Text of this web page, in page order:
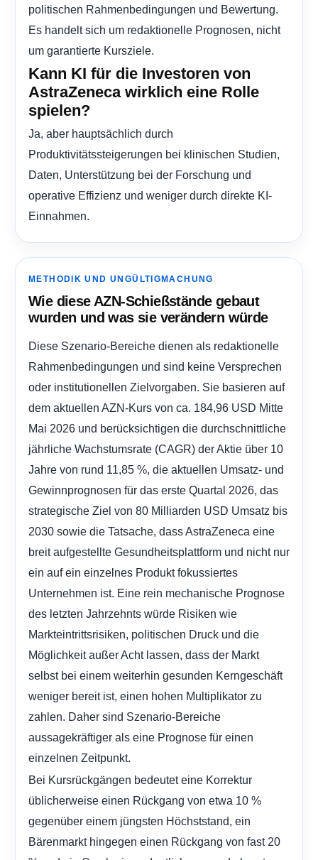
politischen Rahmenbedingungen und Bewertung.
Es handelt sich um redaktionelle Prognosen, nicht
um garantierte Kursziele.
Kann KI für die Investoren von
AstraZeneca wirklich eine Rolle
spielen?
Ja, aber hauptsächlich durch
Produktivitätssteigerungen bei klinischen Studien,
Daten, Unterstützung bei der Forschung und
operative Effizienz und weniger durch direkte KI-
Einnahmen.
METHODIK UND UNGÜLTIGMACHUNG
Wie diese AZN-Schießstände gebaut
wurden und was sie verändern würde
Diese Szenario-Bereiche dienen als redaktionelle
Rahmenbedingungen und sind keine Versprechen
oder institutionellen Zielvorgaben. Sie basieren auf
dem aktuellen AZN-Kurs von ca. 184,96 USD Mitte
Mai 2026 und berücksichtigen die durchschnittliche
jährliche Wachstumsrate (CAGR) der Aktie über 10
Jahre von rund 11,85 %, die aktuellen Umsatz- und
Gewinnprognosen für das erste Quartal 2026, das
strategische Ziel von 80 Milliarden USD Umsatz bis
2030 sowie die Tatsache, dass AstraZeneca eine
breit aufgestellte Gesundheitsplattform und nicht nur
ein auf ein einzelnes Produkt fokussiertes
Unternehmen ist. Eine rein mechanische Prognose
des letzten Jahrzehnts würde Risiken wie
Markteintrittsrisiken, politischen Druck und die
Möglichkeit außer Acht lassen, dass der Markt
selbst bei einem weiterhin gesunden Kerngeschäft
weniger bereit ist, einen hohen Multiplikator zu
zahlen. Daher sind Szenario-Bereiche
aussagekräftiger als eine Prognose für einen
einzelnen Zeitpunkt.
Bei Kursrückgängen bedeutet eine Korrektur
üblicherweise einen Rückgang von etwa 10 %
gegenüber einem jüngsten Höchststand, ein
Bärenmarkt hingegen einen Rückgang von fast 20